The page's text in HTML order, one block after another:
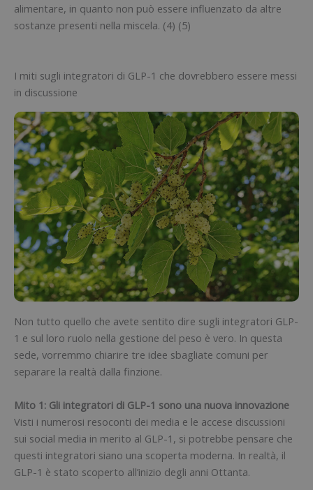
alimentare, in quanto non può essere influenzato da altre
sostanze presenti nella miscela. (4) (5)
I miti sugli integratori di GLP-1 che dovrebbero essere messi
in discussione
Non tutto quello che avete sentito dire sugli integratori GLP-
1 e sul loro ruolo nella gestione del peso è vero. In questa
sede, vorremmo chiarire tre idee sbagliate comuni per
separare la realtà dalla finzione.
Mito 1: Gli integratori di GLP-1 sono una nuova innovazione
Visti i numerosi resoconti dei media e le accese discussioni
sui social media in merito al GLP-1, si potrebbe pensare che
questi integratori siano una scoperta moderna. In realtà, il
GLP-1 è stato scoperto all’inizio degli anni Ottanta.